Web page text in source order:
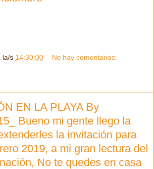
la/s 14:30:00 No hay comentarios:
EN LA PLAYA By
Bueno mi gente llego la
la invitación para
2019, a mi gran lectura del
No te quedes en casa